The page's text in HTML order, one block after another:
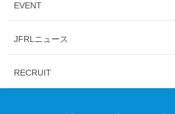
EVENT
JFRLニュース
RECRUIT